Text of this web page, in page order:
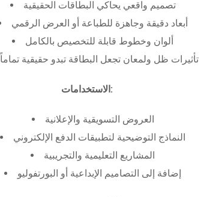
تصميم واقعي يحاكي البطاقات الحقيقية
أبعاد دقيقة وجاهزة للطباعة أو العرض الرقمي
ألوان وخطوط قابلة للتخصيص بالكامل
تأثيرات ظل ولمعان تجعل البطاقة تبدو حقيقية تماماً
الاستخدامات:
العروض التسويقية والإعلانية
النماذج التوضيحية لتطبيقات الدفع الإلكتروني
المشاريع التعليمية والتجريبية
إضافة إلى التصاميم الإبداعية أو البورتفوليو